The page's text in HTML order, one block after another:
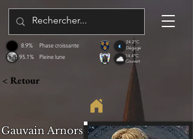
95.1%
8.9%
Pleine lune
Phase croissante
24.2°C
Dégagé
14.4°C
Couvert
< Retour
Gauvain Arnors